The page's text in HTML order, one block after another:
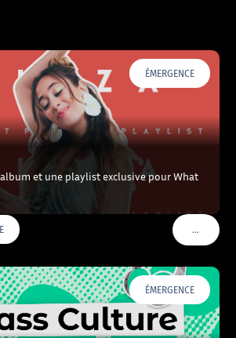
ÉMERGENCE
et une playlist exclusive pour What
…VOIR
ÉMERGENCE